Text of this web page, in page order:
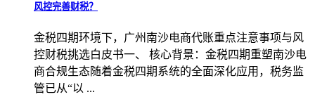
风控完善财税？
金税四期环境下，广州南沙电商代账重点注意事项与风
控财税挑选白皮书一、 核心背景：金税四期重塑南沙电
商合规生态随着金税四期系统的全面深化应用，税务监
管已从“以 ...